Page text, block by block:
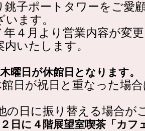
銚子ポートタワーをご愛
います。
年４月より営業内容が変
内いたします。
曜日が休館日となります。
が祝日と重なった場合
に振り替える場合がご
日に４階展望室喫茶「カフ